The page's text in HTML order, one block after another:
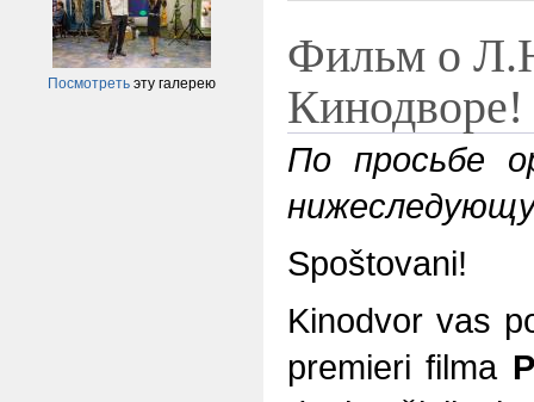
Фильм о
Кинодворе!
По просьбе
Spoštovani!
Kinodvor vas
premieri filma
Посмотреть эту галерею